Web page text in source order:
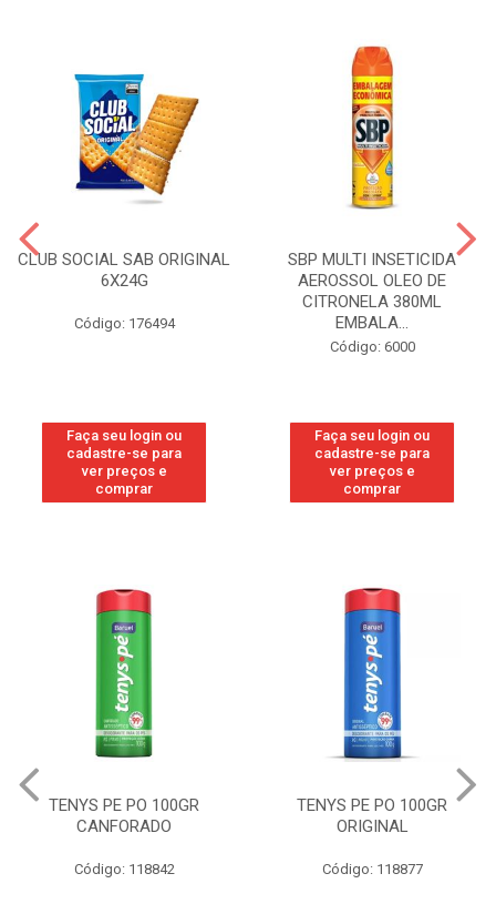
CLUB SOCIAL SAB ORIGINAL
6X24G
Código: 176494
Faça seu login ou
cadastre-se para
ver preços e
comprar
SBP MULTI INSETICIDA
AEROSSOL OLEO DE
CITRONELA 380ML
EMBALA...
Código: 6000
Faça seu login ou
cadastre-se para
ver preços e
comprar
TENYS PE PO 100GR
CANFORADO
Código: 118842
TENYS PE PO 100GR
ORIGINAL
Código: 118877